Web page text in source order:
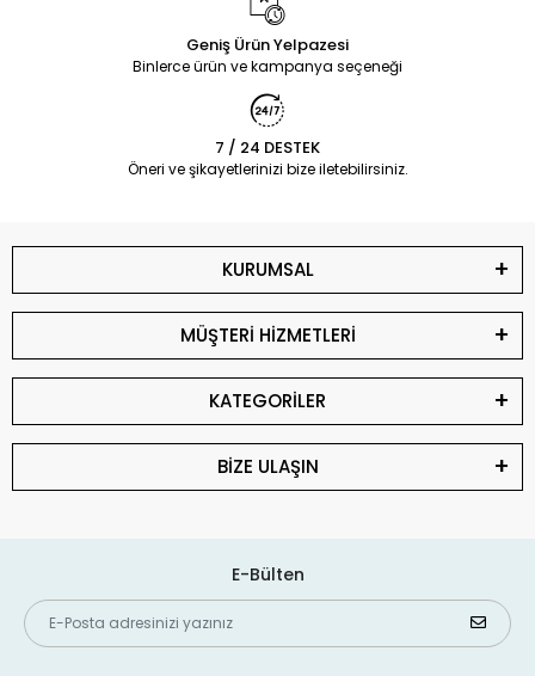
Geniş Ürün Yelpazesi
Binlerce ürün ve kampanya seçeneği
7 / 24 DESTEK
Öneri ve şikayetlerinizi bize iletebilirsiniz.
KURUMSAL
MÜŞTERİ HİZMETLERİ
KATEGORİLER
BİZE ULAŞIN
E-Bülten